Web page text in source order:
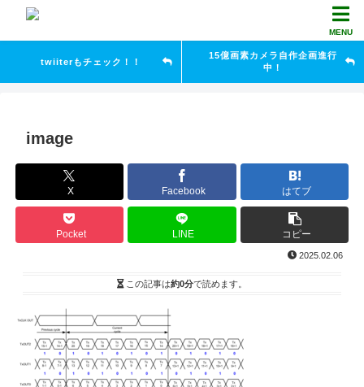
MENU
twiiterもチェック！！
15億画素カメラ自作企画進行
中！
image
X Facebook はてブ
Pocket LINE コピー
2025.02.06
この記事は約0分で読めます。